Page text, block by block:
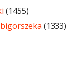
(1455)
(1333)